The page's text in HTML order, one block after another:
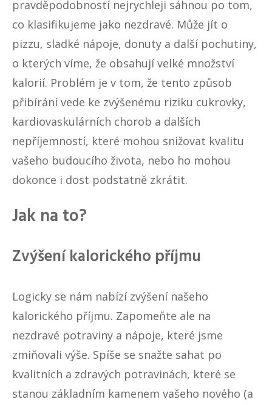
pravděpodobností nejrychleji sáhnou po tom,
co klasifikujeme jako nezdravé. Může jít o
pizzu, sladké nápoje, donuty a další pochutiny,
o kterých víme, že obsahují velké množství
kalorií. Problém je v tom, že tento způsob
přibírání vede ke zvýšenému riziku cukrovky,
kardiovaskulárních chorob a dalších
nepříjemností, které mohou snižovat kvalitu
vašeho budoucího života, nebo ho mohou
dokonce i dost podstatně zkrátit.
Jak na to?
Zvýšení kalorického příjmu
Logicky se nám nabízí zvýšení našeho
kalorického příjmu. Zapomeňte ale na
nezdravé potraviny a nápoje, které jsme
zmiňovali výše. Spíše se snažte sahat po
kvalitních a zdravých potravinách, které se
stanou základním kamenem vašeho nového (a